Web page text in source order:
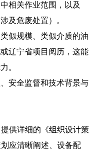
相关作业范围，以及
及危废处置）。
似规模、类似介质的油
辽宁省项目阅历，这能
。
安全监督和技术背景与
供详细的《组织设计策
应清晰阐述、设备配